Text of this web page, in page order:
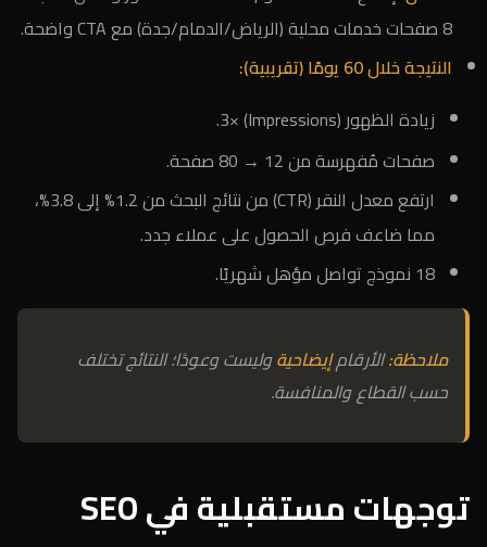
8 صفحات خدمات محلية (الرياض/الدمام/جدة) مع CTA واضحة.
النتيجة خلال 60 يومًا (تقريبية):
زيادة الظهور (Impressions) ×3.
صفحات مُفهرسة من 12 → 80 صفحة.
ارتفع معدل النقر (CTR) من نتائج البحث من 1.2% إلى 3.8%،
مما ضاعف فرص الحصول على عملاء جدد.
18 نموذج تواصل مؤهل شهريًا.
ملاحظة:الأرقامإيضاحيةوليست وعودًا؛ النتائج تختلف
حسب القطاع والمنافسة.
توجهات مستقبلية في SEO